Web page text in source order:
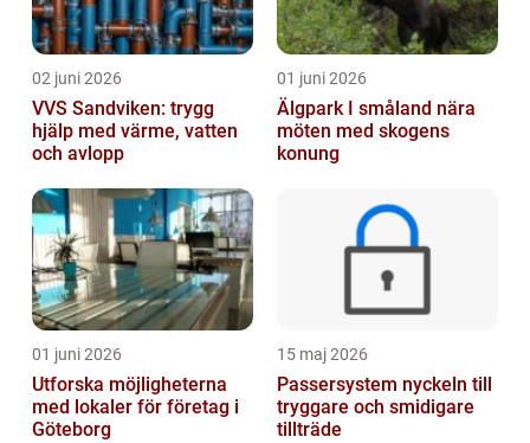
02 juni 2026
VVS Sandviken: trygg
hjälp med värme, vatten
och avlopp
01 juni 2026
Älgpark I småland nära
möten med skogens
konung
01 juni 2026
Utforska möjligheterna
med lokaler för företag i
Göteborg
15 maj 2026
Passersystem nyckeln till
tryggare och smidigare
tillträde